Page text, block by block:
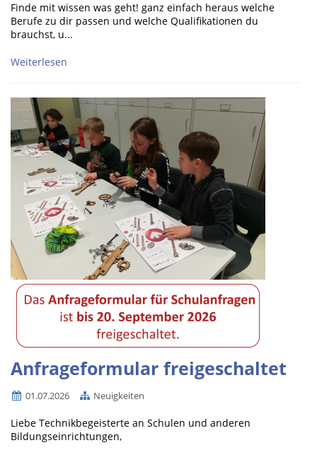
Finde mit wissen was geht! ganz einfach heraus welche
Berufe zu dir passen und welche Qualifikationen du
brauchst, u...
Weiterlesen
Anfrageformular freigeschaltet
01.07.2026 Neuigkeiten
Liebe Technikbegeisterte an Schulen und anderen
Bildungseinrichtungen,